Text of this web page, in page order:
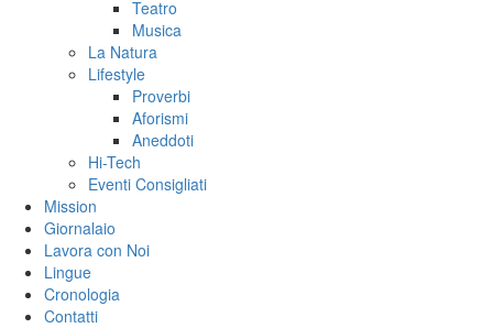
Teatro
Musica
La Natura
Lifestyle
Proverbi
Aforismi
Aneddoti
Hi-Tech
Eventi Consigliati
Mission
Giornalaio
Lavora con Noi
Lingue
Cronologia
Contatti